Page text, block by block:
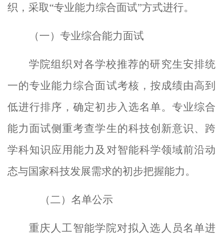
织，采取“专业能力综合面试”方式进行。
（一）专业综合能力面试
学院组织对各学校推荐的研究生安排统
一的专业能力综合面试考核， 按成绩由高到
低进行排序，确定初步入选名单。专业综合
能力面试侧重考查学生的科技创新意识、跨
学科知识应用能力及对智能科学领域前沿动
态与国家科技发展需求的初步把握能力。
（二）名单公示
重庆人工智能学院对拟入选人员名单进